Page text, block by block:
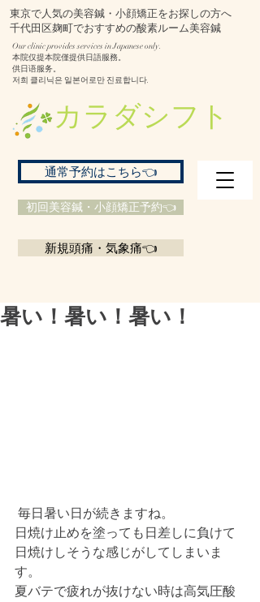
東京で人気の美容鍼・小顔矯正をお探しの方へ
千代田区麹町でおすすめの酸素ルーム美容鍼
​カラダシフト
初回美容鍼・小顔矯正予約👈
通常予約はこちら👈
新規頭痛・気象痛👈
Our clinic provides services in Japanese only.
本院仅提本院僅提供日語服務。
供日语服务。
저희 클리닉은 일본어로만 진료합니다.
暑い！暑い！暑い！
毎日暑い日が続きますね。
日焼け止めを塗っても日差しに負けて
日焼けしそうな感じがしてしまいま
す。
夏バテで疲れが抜けない時は高気圧酸